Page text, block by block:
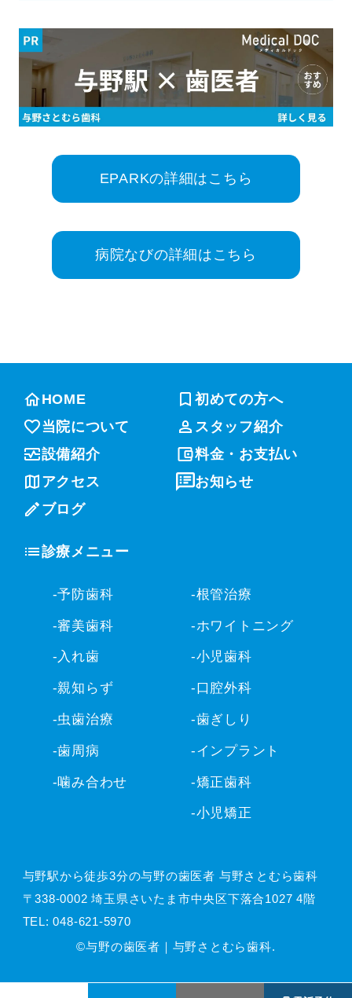
EPARKの詳細はこちら
病院なびの詳細はこちら
HOME
初めての方へ
当院について
スタッフ紹介
設備紹介
料金・お支払い
アクセス
お知らせ
ブログ
診療メニュー
-予防歯科
-審美歯科
-入れ歯
-親知らず
-虫歯治療
-歯周病
-噛み合わせ
-根管治療
-ホワイトニング
-小児歯科
-口腔外科
-歯ぎしり
-インプラント
-矯正歯科
-小児矯正
与野駅から徒歩3分の与野の歯医者 与野さとむら歯科
〒338-0002 埼玉県さいたま市中央区下落合1027 4階
TEL:048-621-5970
©与野の歯医者｜与野さとむら歯科.